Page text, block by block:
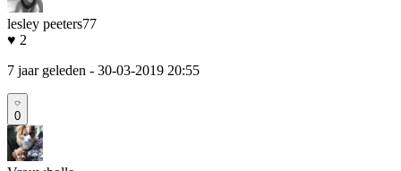
lesley peeters77
♥ 2
7 jaar geleden - 30-03-2019 20:55
0